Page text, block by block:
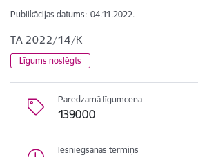
Publikācijas datums: 04.11.2022.
TA 2022/14/K
Līgums noslēgts
Paredzamā līgumcena
139000
Iesniegšanas termiņš